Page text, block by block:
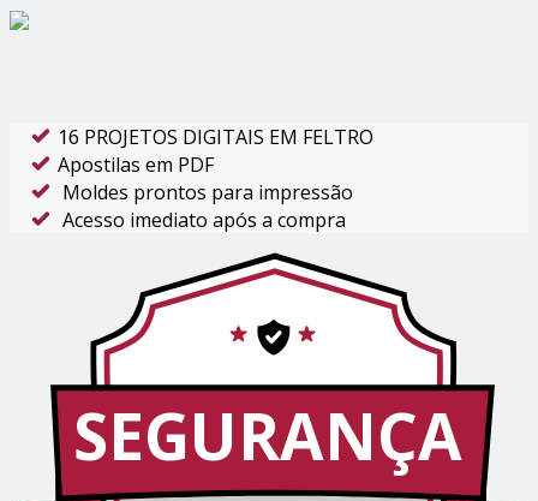
16 PROJETOS DIGITAIS EM FELTRO
Apostilas em PDF
Moldes prontos para impressão
Acesso imediato após a compra
SEGURANÇA